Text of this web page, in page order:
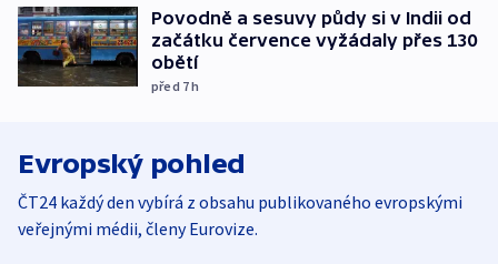
Povodně a sesuvy půdy si v Indii od
začátku července vyžádaly přes 130
obětí
před 7h
Evropský pohled
ČT24 každý den vybírá z obsahu publikovaného evropskými
veřejnými médii, členy Eurovize.